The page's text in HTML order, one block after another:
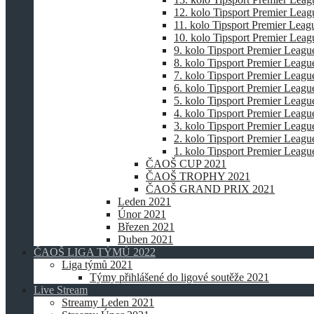
12. kolo Tipsport Premier
11. kolo Tipsport Premier
10. kolo Tipsport Premier
9. kolo Tipsport Premier
8. kolo Tipsport Premier
7. kolo Tipsport Premier
6. kolo Tipsport Premier
5. kolo Tipsport Premier
4. kolo Tipsport Premier
3. kolo Tipsport Premier
2. kolo Tipsport Premier
1. kolo Tipsport Premier
ČAOŠ CUP 2021
ČAOŠ TROPHY 2021
ČAOŠ GRAND PRIX 2021
Leden 2021
Únor 2021
Březen 2021
Duben 2021
ČAOŠ LIGA TÝMŮ 2022
Liga týmů 2021
Týmy přihlášené do ligové soutěže 2021
Live Stream
Streamy Leden 2021